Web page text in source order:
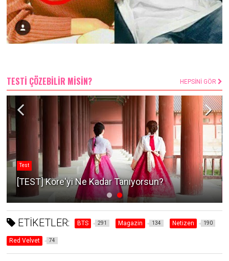
TESTİ ÇÖZEBİLİR MİSİN? HEPSİNİ GÖR
Test
[TEST] Kore'yi Ne Kadar Tanıyorsun?
ETİKETLER: BTS 291 Magazin 134 Netizen 190
Red Velvet 74